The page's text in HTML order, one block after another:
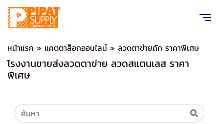
หน้าแรก » แคตตาล็อกออนไลน์ » ลวดตาข่ายถัก ราคาพิเศษ
โรงงานขายส่งลวดตาข่าย ลวดสแตนเลส ราคา
พิเศษ